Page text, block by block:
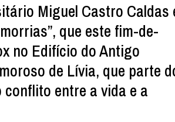
Miguel Castro Caldas
que este fim-de-
no Edifício do Antigo
de Lívia, que parte
entre a vida e a